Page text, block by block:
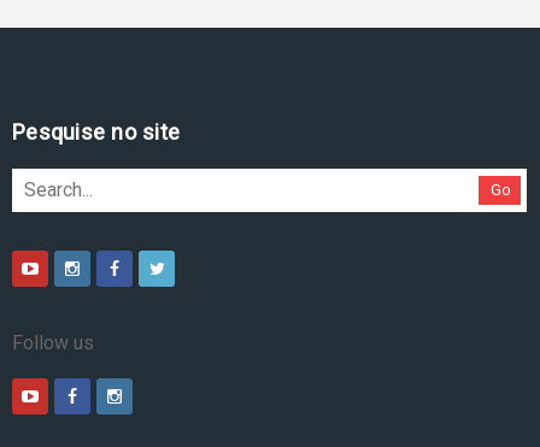
Pesquise no site
Go
Follow us